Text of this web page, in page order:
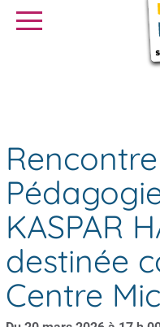
SE FORMER
KASPAR
destinée
Centre